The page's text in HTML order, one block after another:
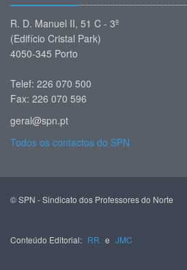
R. D. Manuel II, 51 C - 3º
(Edifício Cristal Park)
4050-345 Porto
Telef: 226 070 500
Fax: 226 070 596
geral@spn.pt
Todos os contactos do SPN
© SPN - Sindicato dos Professores do Norte
Conteúdo Editorial: RR e JMC